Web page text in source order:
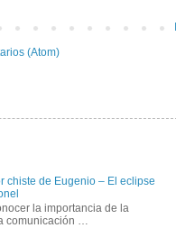
(Atom)
chiste de Eugenio – El eclipse
la importancia de la
comunicación …